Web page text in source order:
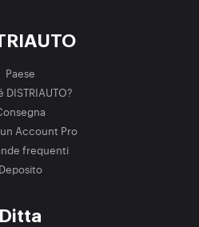
Paese
DISTRIAUTO?
Account Pro
frequenti
Deposito
Ditta